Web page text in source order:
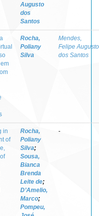
Augusto
dos
Santos
Rocha,
Poliany
Silva
Mendes,
Felipe Augusto
dos Santos
in
of
Rocha,
Poliany
Silva;
Sousa,
Bianca
Brenda
Leite de;
D’Amelio,
Marco;
Pompeu,
-